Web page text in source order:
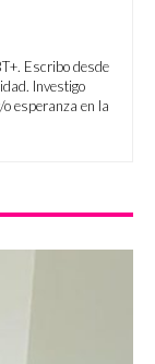
Escribo desde
Investigo
esperanza en la